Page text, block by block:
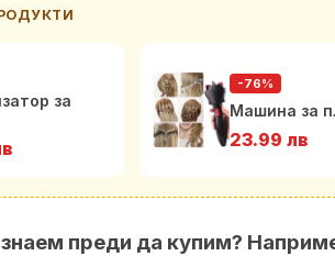
за
-76%
Машина за
23.99 лв
преди да купим?